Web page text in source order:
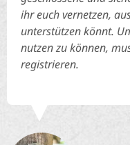
ihr euch vernetzen,
unterstützen könnt.
nutzen zu können,
registrieren.